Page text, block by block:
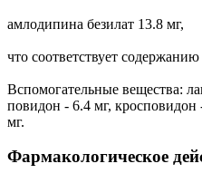
амлодипина безилат 13.8 мг,
что соответствует
Вспомогательные вещества:
повидон - 6.4 мг, кросповидон
мг.
Фармакологическое